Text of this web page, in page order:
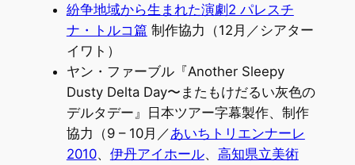
紛争地域から生まれた演劇2 パレスチ
ナ・トルコ篇 制作協力（12月／シアター
イワト）
ヤン・ファーブル『Another Sleepy
Dusty Delta Day〜またもけだるい灰色の
デルタデー』日本ツアー字幕製作、制作
協力（9 – 10月／あいちトリエンナーレ
2010、 伊丹アイホール、 高知県立美術